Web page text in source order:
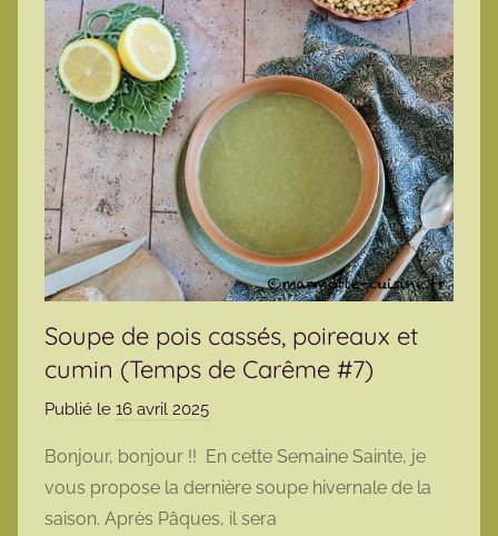
Soupe de pois cassés, poireaux et
cumin (Temps de Carême #7)
Publié le 16 avril 2025
r
m
a
Bonjour, bonjour !! En cette Semaine Sainte, je
vous propose la dernière soupe hivernale de la
saison. Après Pâques, il sera